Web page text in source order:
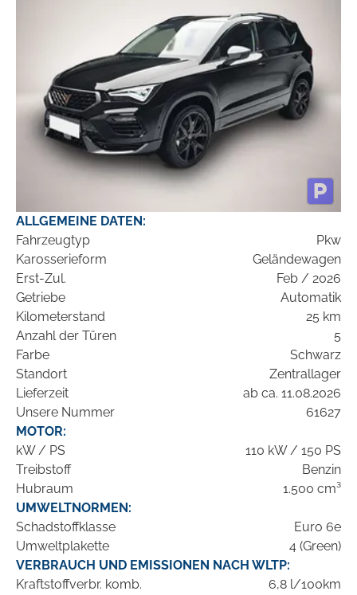
ALLGEMEINE DATEN:
Fahrzeugtyp
Pkw
Karosserieform
Geländewagen
Erst-Zul.
Feb / 2026
Getriebe
Automatik
Kilometerstand
25 km
Anzahl der Türen
5
Farbe
Schwarz
Standort
Zentrallager
Lieferzeit
ab ca. 11.08.2026
Unsere Nummer
61627
MOTOR:
kW / PS
110 kW / 150 PS
Treibstoff
Benzin
Hubraum
1.500 cm³
UMWELTNORMEN:
Schadstoffklasse
Euro 6e
Umweltplakette
4 (Green)
VERBRAUCH UND EMISSIONEN NACH WLTP:
Kraftstoffverbr. komb.
6,8 l/100km